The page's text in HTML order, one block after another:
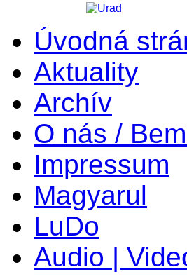
Úvodná
Aktuality
Archív
O nás /
Impressum
Magyarul
LuDo
Audio |